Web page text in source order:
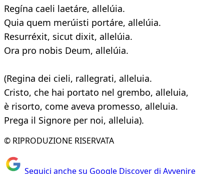
Regína caeli laetáre, allelúia.
Quia quem merúisti portáre, allelúia.
Resurréxit, sicut dixit, allelúia.
Ora pro nobis Deum, allelúia.
(Regina dei cieli, rallegrati, alleluia.
Cristo, che hai portato nel grembo, alleluia,
è risorto, come aveva promesso, alleluia.
Prega il Signore per noi, alleluia).
© RIPRODUZIONE RISERVATA
Seguici anche su Google Discover di Avvenire